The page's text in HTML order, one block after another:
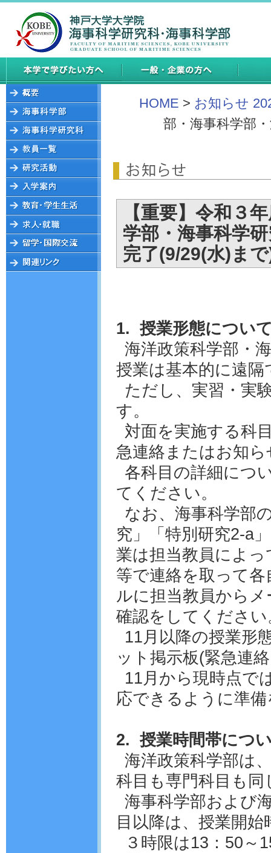
HOME > お知らせ
部・海事科学部
【重要】令和３
学部・海事科学
完了(9/29(水)ま
1. 授業形態につい
海洋政策科学部・
授業は基本的に遠隔
ただし、実習・実
す。
対面を実施する科
急連絡またはお知
各科目の詳細につ
てください。
なお、海事科学部
究」「特別研究2-a
業は担当教員によ
等で連絡を取って
ルに担当教員から
確認をしてください
11月以降の授業形
ット掲示板(緊急連
11月から現時点で
応できるように準
2. 授業時間帯につ
海洋政策科学部は
科目も専門科目も同
海事科学部および
目以降は、授業開
３時限は13：50～